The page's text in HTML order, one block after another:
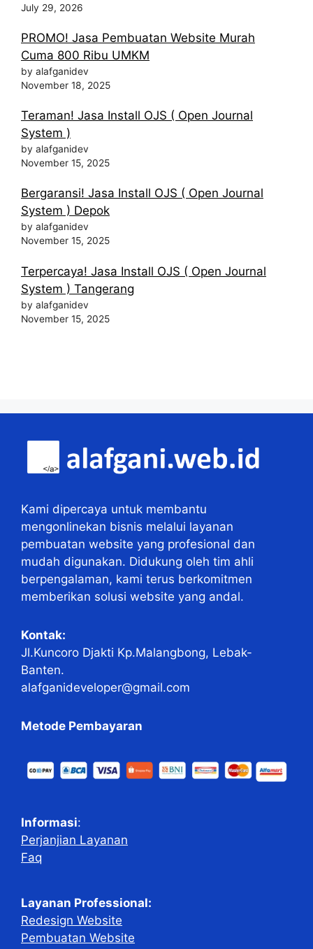
July 29, 2026
PROMO! Jasa Pembuatan Website Murah
Cuma 800 Ribu UMKM
by alafganidev
November 18, 2025
Teraman! Jasa Install OJS ( Open Journal
System )
by alafganidev
November 15, 2025
Bergaransi! Jasa Install OJS ( Open Journal
System ) Depok
by alafganidev
November 15, 2025
Terpercaya! Jasa Install OJS ( Open Journal
System ) Tangerang
by alafganidev
November 15, 2025
Kami dipercaya untuk membantu
mengonlinekan bisnis melalui layanan
pembuatan website yang profesional dan
mudah digunakan. Didukung oleh tim ahli
berpengalaman, kami terus berkomitmen
memberikan solusi website yang andal.
Kontak:
Jl.Kuncoro Djakti Kp.Malangbong, Lebak-
Banten.
alafganideveloper@gmail.com
Metode Pembayaran
Informasi:
Perjanjian Layanan
Faq
Layanan Professional:
Redesign Website
Pembuatan Website